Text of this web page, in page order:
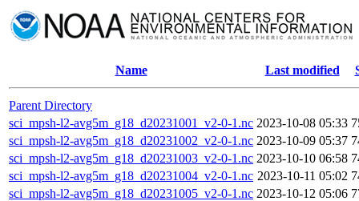
Name Last modified
Parent Directory
sci_mpsh-l2-avg5m_g18_d20231001_v2-0-1.nc 2023-10-08 05:33
sci_mpsh-l2-avg5m_g18_d20231002_v2-0-1.nc 2023-10-09 05:37
sci_mpsh-l2-avg5m_g18_d20231003_v2-0-1.nc 2023-10-10 06:58
sci_mpsh-l2-avg5m_g18_d20231004_v2-0-1.nc 2023-10-11 05:02
sci_mpsh-l2-avg5m_g18_d20231005_v2-0-1.nc 2023-10-12 05:06